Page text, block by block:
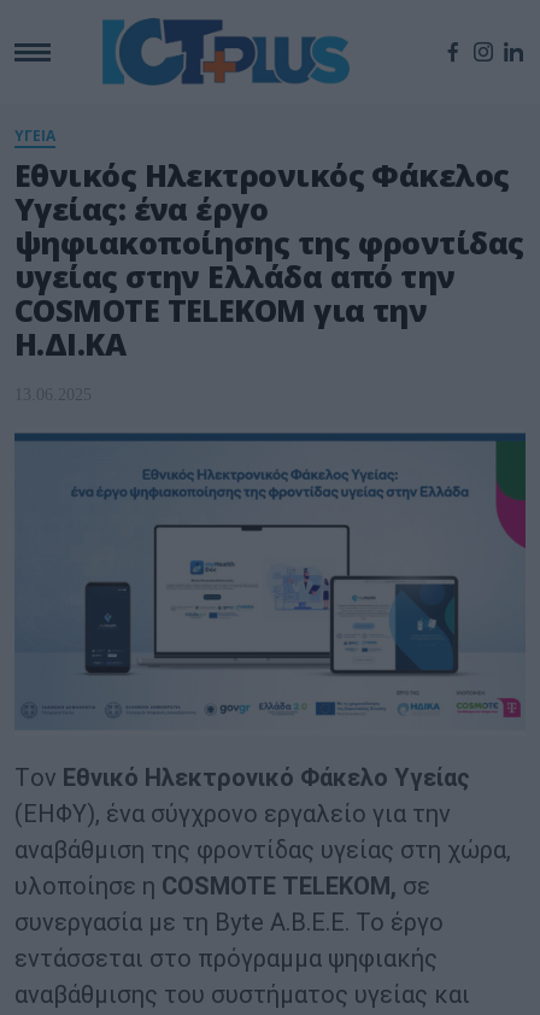
ΥΓΕΙΑ
Εθνικός Ηλεκτρονικός Φάκελος
Υγείας: ένα έργο
ψηφιακοποίησης της φροντίδας
υγείας στην Ελλάδα από την
COSMOTE TELEKOM για την
Η.ΔΙ.ΚΑ
13.06.2025
Tον Εθνικό Ηλεκτρονικό Φάκελο Υγείας
(ΕΗΦΥ), ένα σύγχρονο εργαλείο για την
αναβάθμιση της φροντίδας υγείας στη χώρα,
υλοποίησε η COSMOTE TELEKOM , σε
συνεργασία με τη Byte Α.Β.Ε.Ε. Το έργο
εντάσσεται στο πρόγραμμα ψηφιακής
αναβάθμισης του συστήματος υγείας και